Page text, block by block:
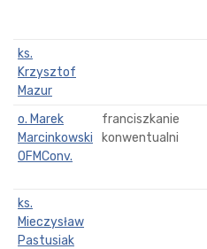
ks.
Krzysztof
Mazur
o. Marek
Marcinkowski
OFMConv.
franciszkanie
konwentualni
ks.
Mieczysław
Pastusiak